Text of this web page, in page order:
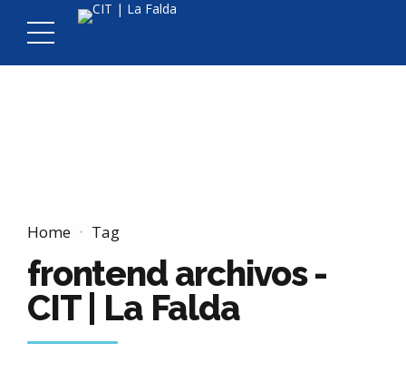
Home Tag
frontend archivos -
CIT | La Falda